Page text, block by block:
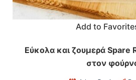
Add to
Εύκολα και ζουμερά Spare
στον